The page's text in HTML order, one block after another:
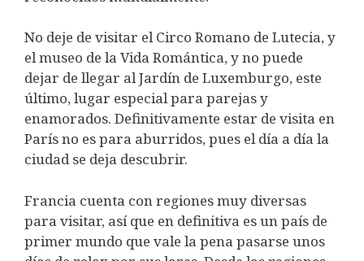
No deje de visitar el Circo Romano de Lutecia, y
el museo de la Vida Romántica, y no puede
dejar de llegar al Jardín de Luxemburgo, este
último, lugar especial para parejas y
enamorados. Definitivamente estar de visita en
París no es para aburridos, pues el día a día la
ciudad se deja descubrir.
Francia cuenta con regiones muy diversas
para visitar, así que en definitiva es un país de
primer mundo que vale la pena pasarse unos